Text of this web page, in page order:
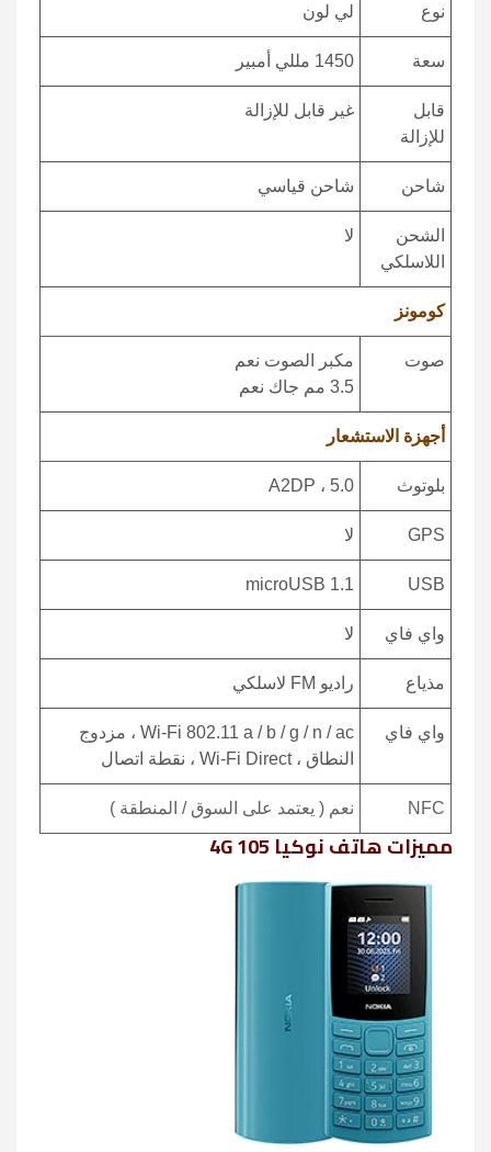
نوع لي لون
سعة 1450 مللي أمبير
قابل
للإزالة
غير قابل للإزالة
شاحن شاحن قياسي
الشحن
اللاسلكي
لا
كومونز
صوت
مكبر الصوت نعم
3.5 مم جاك نعم
أجهزة الاستشعار
بلوتوث 5.0 ، A2DP
GPS لا
USB
microUSB 1.1
واي فاي لا
مذياع راديو FM لاسلكي
واي فاي
Wi-Fi 802.11 a / b / g / n / ac ، مزدوج
النطاق ، Wi-Fi Direct ، نقطة اتصال
NFC نعم ( يعتمد على السوق / المنطقة )
مميزات هاتف نوكيا 105 4G